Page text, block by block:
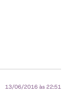
13/06/2016 às 22:51